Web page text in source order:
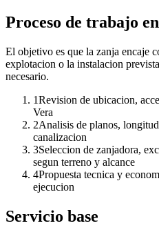
Proceso de trabajo
El objetivo es que la zanja encaje
explotacion o la instalacion
necesario.
1Revision de ubicacion,
Vera
2Analisis de planos,
canalizacion
3Seleccion de zanjadora,
segun terreno y alcance
4Propuesta tecnica y
ejecucion
Servicio base